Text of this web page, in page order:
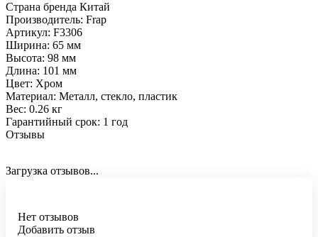
Страна бренда Китай
Производитель: Frap
Артикул: F3306
Ширина: 65 мм
Высота: 98 мм
Длина: 101 мм
Цвет: Хром
Материал: Металл, стекло, пластик
Вес: 0.26 кг
Гарантийный срок: 1 год
Отзывы
Загрузка отзывов...
Нет отзывов
Добавить отзыв